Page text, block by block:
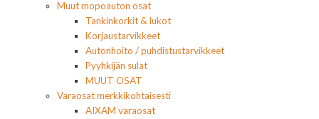
Muut mopoauton osat
Tankinkorkit & lukot
Korjaustarvikkeet
Autonhoito / puhdistustarvikkeet
Pyyhkijän sulat
MUUT OSAT
Varaosat merkkikohtaisesti
AIXAM varaosat